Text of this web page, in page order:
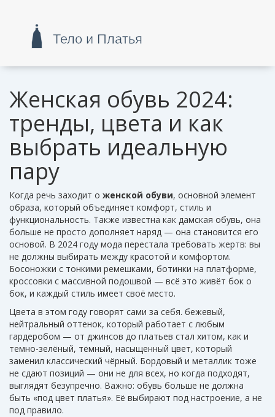
Женская обувь 2024:
тренды, цвета и как
выбрать идеальную
пару
Когда речь заходит о женской обуви, основной элемент
образа, который объединяет комфорт, стиль и
функциональность. Также известна как дамская обувь, она
больше не просто дополняет наряд — она становится его
основой. В 2024 году мода перестала требовать жертв: вы
не должны выбирать между красотой и комфортом.
Босоножки с тонкими ремешками, ботинки на платформе,
кроссовки с массивной подошвой — всё это живёт бок о
бок, и каждый стиль имеет своё место.
Цвета в этом году говорят сами за себя. бежевый,
нейтральный оттенок, который работает с любым
гардеробом — от джинсов до платьев стал хитом, как и
темно-зелёный, тёмный, насыщенный цвет, который
заменил классический чёрный. Бордовый и металлик тоже
не сдают позиций — они не для всех, но когда подходят,
выглядят безупречно. Важно: обувь больше не должна
быть «под цвет платья». Её выбирают под настроение, а не
под правило.